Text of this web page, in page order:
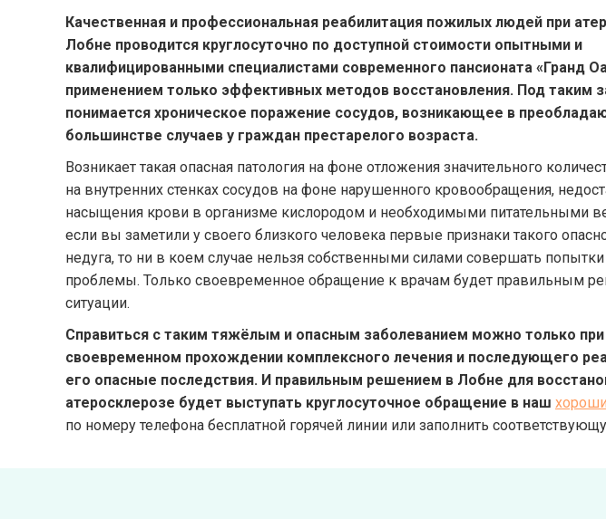
Качественная и профессиональная реабилитация пожилых людей при
Лобне проводится круглосуточно по доступной стоимости опытными и
квалифицированными специалистами современного пансионата «Гранд
применением только эффективных методов восстановления. Под таким
понимается хроническое поражение сосудов, возникающее в
большинстве случаев у граждан престарелого возраста.
Возникает такая опасная патология на фоне отложения значительного
на внутренних стенках сосудов на фоне нарушенного кровообращения,
насыщения крови в организме кислородом и необходимыми питательными
если вы заметили у своего близкого человека первые признаки такого
недуга, то ни в коем случае нельзя собственными силами совершать попытки
проблемы. Только своевременное обращение к врачам будет правильным
ситуации.
Справиться с таким тяжёлым и опасным заболеванием можно только при
своевременном прохождении комплексного лечения и последующего
его опасные последствия. И правильным решением в Лобне для
атеросклерозе будет выступать круглосуточное обращение в наш
по номеру телефона бесплатной горячей линии или заполнить